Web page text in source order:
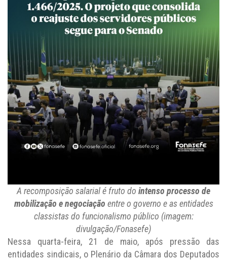
A recomposição salarial é fruto do intenso processo de
mobilização e negociação entre o governo e as entidades
classistas do funcionalismo público (imagem:
divulgação/Fonasefe)
Nessa quarta-feira, 21 de maio, após pressão das
entidades sindicais, o Plenário da Câmara dos Deputados